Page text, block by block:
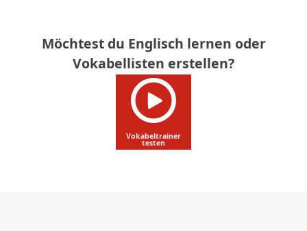
Möchtest du Englisch lernen oder
Vokabellisten erstellen?
Vokabeltrainer
testen